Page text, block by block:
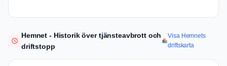
Hemnet - Historik över tjänsteavbrott och
driftstopp
Visa Hemnets
driftskarta